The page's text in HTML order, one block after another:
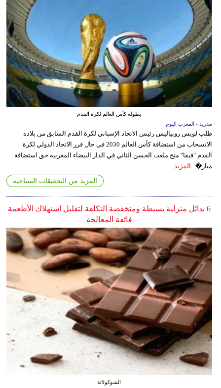
بطولة كأس العالم لكرة القدم
مدريد - المغرب اليوم
طلب لويس روبياليس رئيس الاتحاد الإسباني لكرة القدم السابق من بلاده
الانسحاب من استضافة كأس العالم 2030 في حال قرر الاتحاد الدولي لكرة
القدم "فيفا" منح ملعب الحسن الثاني في الدار البيضاء المغربية حق استضافة
مبار�...
المزيد
المزيد من التحقيقات السياحية
6 بدائل منزلية بسيطة ومنخفضة التكلفة لتقليل استهلاك الأطعمة
فائقة المعالجة
الشوكولاتة